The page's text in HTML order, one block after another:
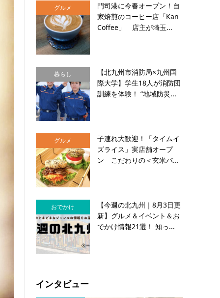
グルメ
門司港に今春オープン！自
家焙煎のコーヒー店「Kan
Coffee」 店主が埼玉...
暮らし
【北九州市消防局×九州国
際大学】学生18人が消防団
訓練を体験！ “地域防災...
グルメ
子連れ大歓迎！「タイムイ
ズライス」実店舗オープ
ン こだわりの＜玄米バ...
おでかけ
【今週の北九州｜8月3日更
新】グルメ＆イベント＆お
でかけ情報21選！ 知っ...
インタビュー